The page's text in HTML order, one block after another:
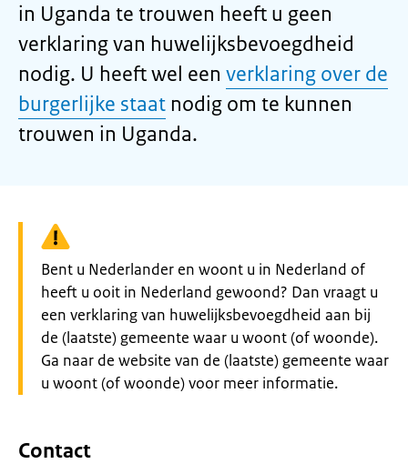
in Uganda te trouwen heeft u geen
verklaring van huwelijksbevoegdheid
nodig. U heeft wel een verklaring over de
burgerlijke staat nodig om te kunnen
trouwen in Uganda.
Waarschuwing:
Bent u Nederlander en woont u in Nederland of
heeft u ooit in Nederland gewoond? Dan vraagt u
een verklaring van huwelijksbevoegdheid aan bij
de (laatste) gemeente waar u woont (of woonde).
Ga naar de website van de (laatste) gemeente waar
u woont (of woonde) voor meer informatie.
Contact